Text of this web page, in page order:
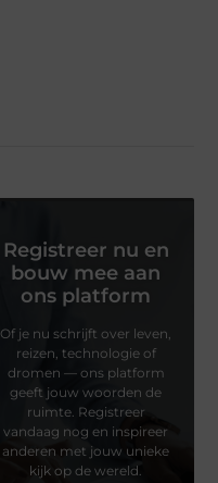
Registreer nu en
bouw mee aan
ons platform
Of je nu schrijft over leven,
reizen, technologie of
dromen — ons platform
geeft jouw woorden de
ruimte. Registreer
vandaag nog en inspireer
anderen met jouw unieke
kijk op de wereld.